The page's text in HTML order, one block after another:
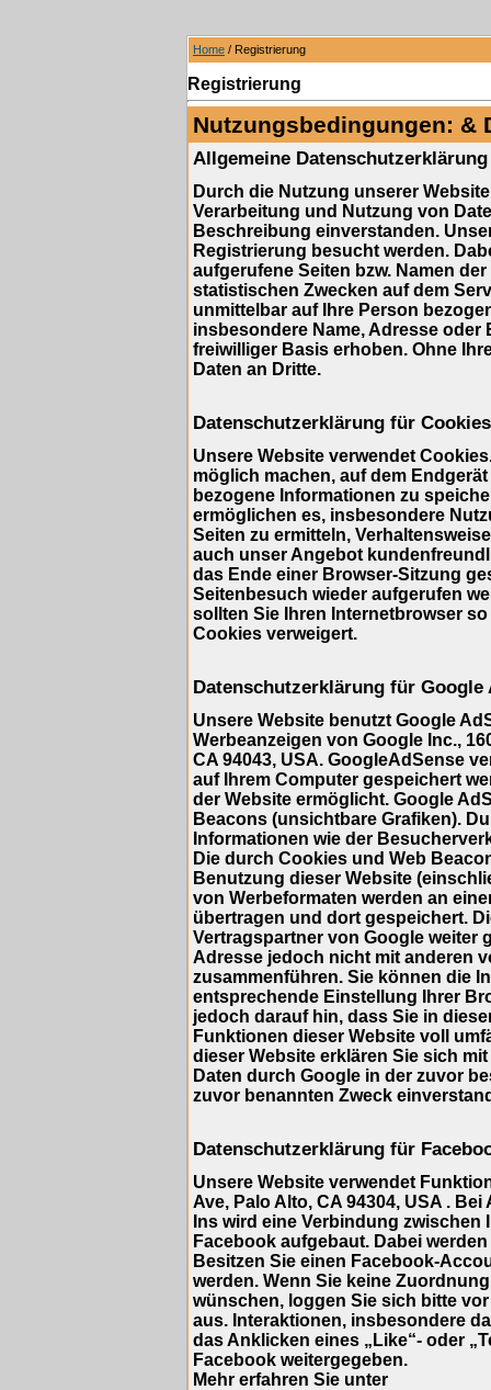
Home / Registrierung
Registrierung
Nutzungsbedingungen: &
Allgemeine Datenschutzerklärung
Durch die Nutzung unserer
Verarbeitung und Nutzung von
Beschreibung einverstanden.
Registrierung besucht werden.
aufgerufene Seiten bzw. Namen
statistischen Zwecken auf dem
unmittelbar auf Ihre Person
insbesondere Name, Adresse oder
freiwilliger Basis erhoben. Ohne
Daten an Dritte.
Datenschutzerklärung für Cookies
Unsere Website verwendet
möglich machen, auf dem
bezogene Informationen zu
ermöglichen es, insbesondere
Seiten zu ermitteln,
auch unser Angebot
das Ende einer Browser-Sitzung
Seitenbesuch wieder aufgerufen
sollten Sie Ihren Internetbrowser
Cookies verweigert.
Datenschutzerklärung für Google
Unsere Website benutzt Google
Werbeanzeigen von Google Inc.,
CA 94043, USA. GoogleAdSense
auf Ihrem Computer gespeichert
der Website ermöglicht. Google
Beacons (unsichtbare Grafiken).
Informationen wie der
Die durch Cookies und Web
Benutzung dieser Website
von Werbeformaten werden an
übertragen und dort gespeichert.
Vertragspartner von Google weiter
Adresse jedoch nicht mit anderen
zusammenführen. Sie können die
entsprechende Einstellung Ihrer
jedoch darauf hin, dass Sie in
Funktionen dieser Website voll
dieser Website erklären Sie sich
Daten durch Google in der zuvor
zuvor benannten Zweck
Datenschutzerklärung für
Unsere Website verwendet
Ave, Palo Alto, CA 94304, USA .
Ins wird eine Verbindung
Facebook aufgebaut. Dabei
Besitzen Sie einen Facebook-
werden. Wenn Sie keine
wünschen, loggen Sie sich bitte
aus. Interaktionen, insbesondere
das Anklicken eines „Like“- oder
Facebook weitergegeben.
Mehr erfahren Sie unter